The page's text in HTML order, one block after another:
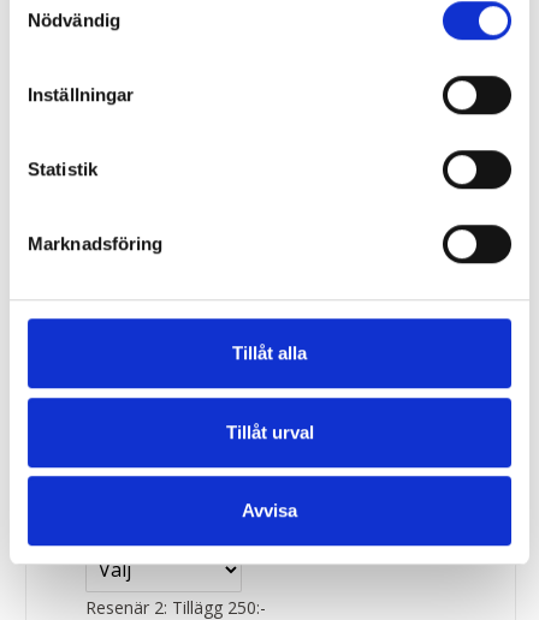
Nödvändig
Inställningar
Statistik
Marknadsföring
Tillåt alla
Tillåt urval
Avvisa
Kopiera val till övriga resenärer ↓
Resenär 2: Tillägg 249:-
bordsreservation i
Kopiera val till övriga resenärer ↓
Värdekupong Salongen
Resenär 1: Tillägg 250:-
Resenär 2: Tillägg 250:-